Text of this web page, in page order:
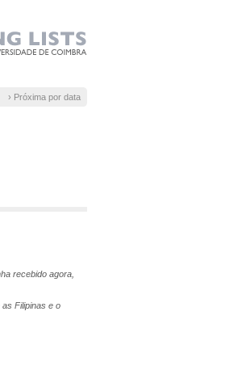
› Próxima por data
recebido agora,
Filipinas e o